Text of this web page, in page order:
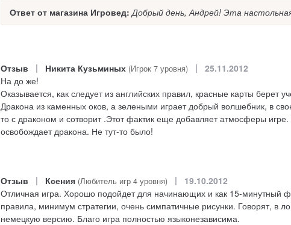
Ответ от магазина Игровед: Добрый день, Андрей! Эта
Отзыв | Никита Кузьминых (Игрок 7 уровня) |
25.11.2012
На до же!
Оказывается, как следует из английских правил, красные карты берет
Дракона из каменных оков, а зелеными играет добрый волшебник, в
то с драконом и сотворит .Этот фактик еще добавляет атмосферы
освобождает дракона. Не тут-то было!
Отзыв | Ксения (Любитель игр 4 уровня) |
19.10.2012
Отличная игра. Хорошо подойдет для начинающих и как 15-минутный
правила, минимум стратегии, очень симпатичные рисунки. Говорят, в
немецкую версию. Благо игра полностью языконезависима.